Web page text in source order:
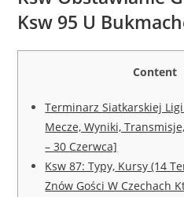
Ksw 95 U
Content
Terminarz Siatkarskiej
Mecze, Wyniki,
– 30 Czerwca]
Ksw 87: Typy, Kursy (14
Znów Gości W Czechach